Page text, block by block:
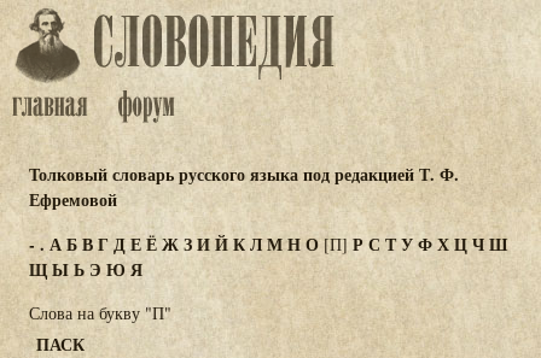
Толковый словарь русского языка под редакцией Т. Ф.
Ефремовой
- . АБВГДЕЁЖЗИЙКЛМНО [П] РС ТУФХЦЧШ
ЩЫЬЭ ЮЯ
Слова на букву "П"
ПАСК